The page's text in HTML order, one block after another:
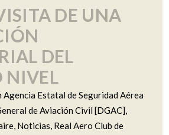
DE UNA
DEL
NIVEL
Agencia Estatal de Seguridad Aérea
de Aviación Civil [DGAC],
, Noticias, Real Aero Club de